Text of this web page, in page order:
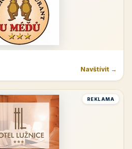
Navštívit →
REKLAMA